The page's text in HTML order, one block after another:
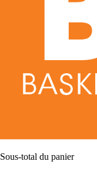
Sous-total du panier